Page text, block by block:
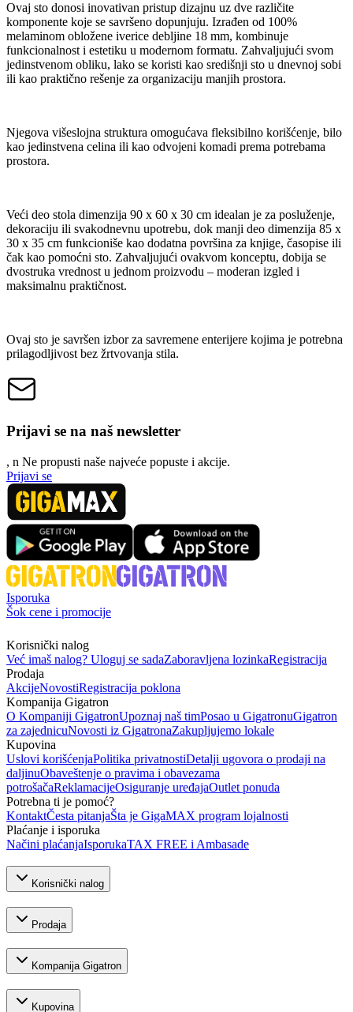
Ovaj sto donosi inovativan pristup dizajnu uz dve različite
komponente koje se savršeno dopunjuju. Izrađen od 100%
melaminom obložene iverice debljine 18 mm, kombinuje
funkcionalnost i estetiku u modernom formatu. Zahvaljujući svom
jedinstvenom obliku, lako se koristi kao središnji sto u dnevnoj sobi
ili kao praktično rešenje za organizaciju manjih prostora.
Njegova višeslojna struktura omogućava fleksibilno korišćenje, bilo
kao jedinstvena celina ili kao odvojeni komadi prema potrebama
prostora.
Veći deo stola dimenzija 90 x 60 x 30 cm idealan je za posluženje,
dekoraciju ili svakodnevnu upotrebu, dok manji deo dimenzija 85 x
30 x 35 cm funkcioniše kao dodatna površina za knjige, časopise ili
čak kao pomoćni sto. Zahvaljujući ovakvom konceptu, dobija se
dvostruka vrednost u jednom proizvodu – moderan izgled i
maksimalnu praktičnost.
Ovaj sto je savršen izbor za savremene enterijere kojima je potrebna
prilagodljivost bez žrtvovanja stila.
Prijavi se na naš newsletter
, n Ne propusti naše najveće popuste i akcije.
Prijavi se
Isporuka
Šok cene i promocije
Korisnički nalog
Već imaš nalog? Uloguj se sadaZaboravljena lozinkaRegistracija
Prodaja
AkcijeNovostiRegistracija poklona
Kompanija Gigatron
O Kompaniji GigatronUpoznaj naš timPosao u GigatronuGigatron
za zajednicuNovosti iz GigatronaZakupljujemo lokale
Kupovina
Uslovi korišćenjaPolitika privatnostiDetalji ugovora o prodaji na
daljinuObaveštenje o pravima i obavezama
potrošačaReklamacijeOsiguranje uređajaOutlet ponuda
Potrebna ti je pomoć?
KontaktČesta pitanjaŠta je GigaMAX program lojalnosti
Plaćanje i isporuka
Načini plaćanjaIsporukaTAX FREE i Ambasade
Korisnički nalog
Prodaja
Kompanija Gigatron
Kupovina